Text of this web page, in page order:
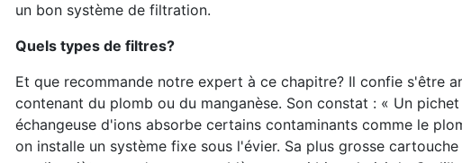
un bon système de filtration.
Quels types de filtres?
Et que recommande notre expert à ce chapitre? Il confie s'être
contenant du plomb ou du manganèse. Son constat : « Un
échangeuse d'ions absorbe certains contaminants comme le
on installe un système fixe sous l'évier. Sa plus grosse